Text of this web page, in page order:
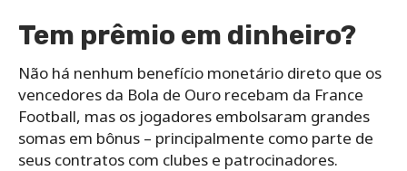
Tem prêmio em dinheiro?
Não há nenhum benefício monetário direto que os
vencedores da Bola de Ouro recebam da France
Football, mas os jogadores embolsaram grandes
somas em bônus – principalmente como parte de
seus contratos com clubes e patrocinadores.